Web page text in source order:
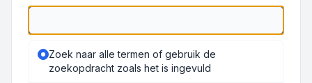
Zoek naar alle termen of gebruik de
zoekopdracht zoals het is ingevuld